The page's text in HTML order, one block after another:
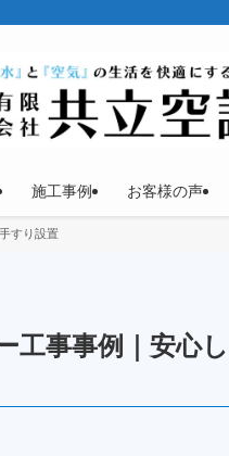
施工事例 お客様の声
すり設置
工事事例｜安心